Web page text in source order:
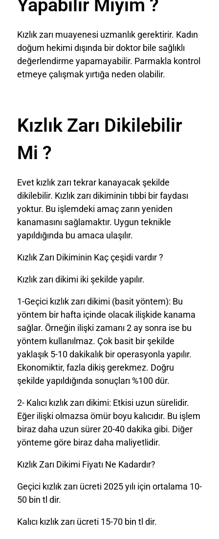
Yapabilir Miyim ?
Kızlık zarı muayenesi uzmanlık gerektirir. Kadın
doğum hekimi dışında bir doktor bile sağlıklı
değerlendirme yapamayabilir. Parmakla kontrol
etmeye çalışmak yırtığa neden olabilir.
Kızlık Zarı Dikilebilir
Mi ?
Evet kızlık zarı tekrar kanayacak şekilde
dikilebilir. Kızlık zarı dikiminin tıbbi bir faydası
yoktur. Bu işlemdeki amaç zarın yeniden
kanamasını sağlamaktır. Uygun teknikle
yapıldığında bu amaca ulaşılır.
Kızlık Zarı Dikiminin Kaç çeşidi vardır ?
Kızlık zarı dikimi iki şekilde yapılır.
1-Geçici kızlık zarı dikimi (basit yöntem): Bu
yöntem bir hafta içinde olacak ilişkide kanama
sağlar. Örneğin ilişki zamanı 2 ay sonra ise bu
yöntem kullanılmaz. Çok basit bir şekilde
yaklaşık 5-10 dakikalık bir operasyonla yapılır.
Ekonomiktir, fazla dikiş gerekmez. Doğru
şekilde yapıldığında sonuçları %100 dür.
2- Kalıcı kızlık zarı dikimi: Etkisi uzun sürelidir.
Eğer ilişki olmazsa ömür boyu kalıcıdır. Bu işlem
biraz daha uzun sürer 20-40 dakika gibi. Diğer
yönteme göre biraz daha maliyetlidir.
Kızlık Zarı Dikimi Fiyatı Ne Kadardır?
Geçici kızlık zarı ücreti 2025 yılı için ortalama 10-
50 bin tl dir.
Kalıcı kızlık zarı ücreti 15-70 bin tl dir.